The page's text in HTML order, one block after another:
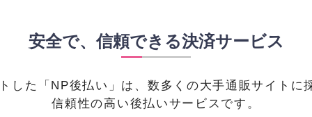
安全で、信頼できる決済サービス
した「NP後払い」は、数多くの大手通販サイトに
信頼性の高い後払いサービスです。